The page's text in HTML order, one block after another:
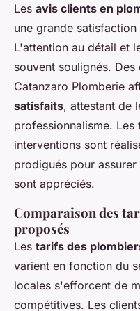
Les avis clients en
une grande
L'attention au détail et
souvent soulignés.
Catanzaro Plomberie
satisfaits, attestant de
professionnalisme.
interventions sont
prodigués pour
sont appréciés.
Comparaison des
proposés
Les tarifs des
varient en fonction du
locales s'efforcent de
compétitives. Les